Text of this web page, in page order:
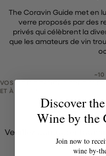
The Coravin Guide met en
verre proposés par des
privés qui célèbrent la
que les amateurs de vin
VOS MODIFICATIONS SONT
ET À MESURE.
Jeton
Veuillez contacter
Discover
Wine by the
Join now to
wine by-